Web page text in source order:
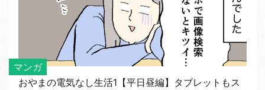
マンガ
おやまの電気なし生活1【平日昼編】タブレットもス